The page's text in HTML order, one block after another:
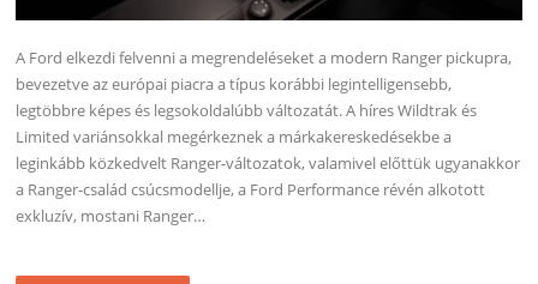
A Ford elkezdi felvenni a megrendeléseket a modern Ranger pickupra,
bevezetve az európai piacra a típus korábbi legintelligensebb,
legtöbbre képes és legsokoldalúbb változatát. A híres Wildtrak és
Limited variánsokkal megérkeznek a márkakereskedésekbe a
leginkább közkedvelt Ranger-változatok, valamivel előttük ugyanakkor
a Ranger-család csúcsmodellje, a Ford Performance révén alkotott
exkluzív, mostani Ranger…